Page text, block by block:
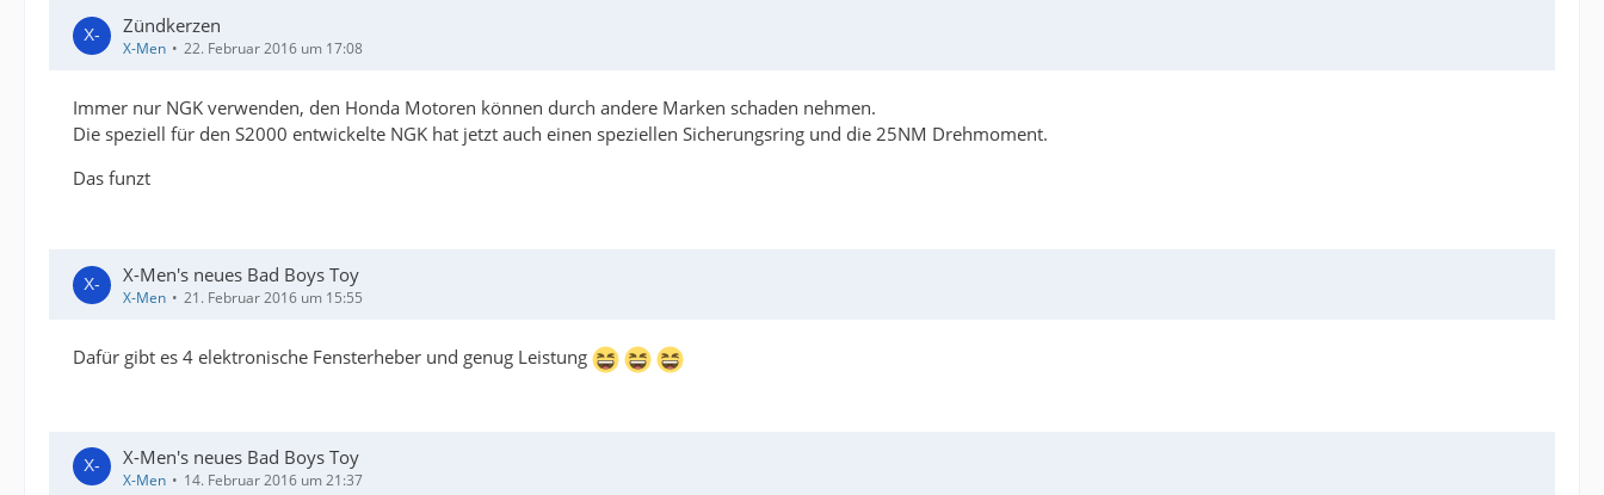
Zündkerzen
X-Men 22. Februar 2016 um 17:08
Immer nur NGK verwenden, den Honda Motoren können durch andere Marken schaden nehmen.
Die speziell für den S2000 entwickelte NGK hat jetzt auch einen speziellen Sicherungsring und die 25NM Drehmoment.
Das funzt
X-Men's neues Bad Boys Toy
X-Men 21. Februar 2016 um 15:55
Dafür gibt es 4 elektronische Fensterheber und genug Leistung
X-Men's neues Bad Boys Toy
X-Men 14. Februar 2016 um 21:37